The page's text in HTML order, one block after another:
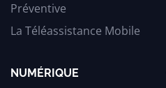
Préventive
La Téléassistance Mobile
NUMÉRIQUE